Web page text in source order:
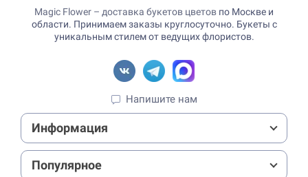
Magic Flower – доставка букетов цветов по Москве и
области. Принимаем заказы круглосуточно. Букеты с
уникальным стилем от ведущих флористов.
Напишите нам
Информация
Популярное